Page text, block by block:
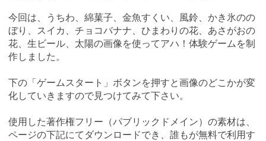
今回は、うちわ、綿菓子、金魚すくい、風鈴、かき氷のの
ぼり、スイカ、チョコバナナ、ひまわりの花、あさがおの
花、生ビール、太陽の画像を使ってアハ！体験ゲームを制
作しました。
下の「ゲームスタート」ボタンを押すと画像のどこかが変
化していきますので見つけてみて下さい。
使用した著作権フリー（パブリックドメイン）の素材は、
ページの下記にてダウンロードでき、誰もが無料で利用す